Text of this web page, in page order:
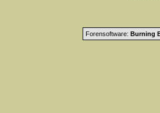
Forensoftware: Burning